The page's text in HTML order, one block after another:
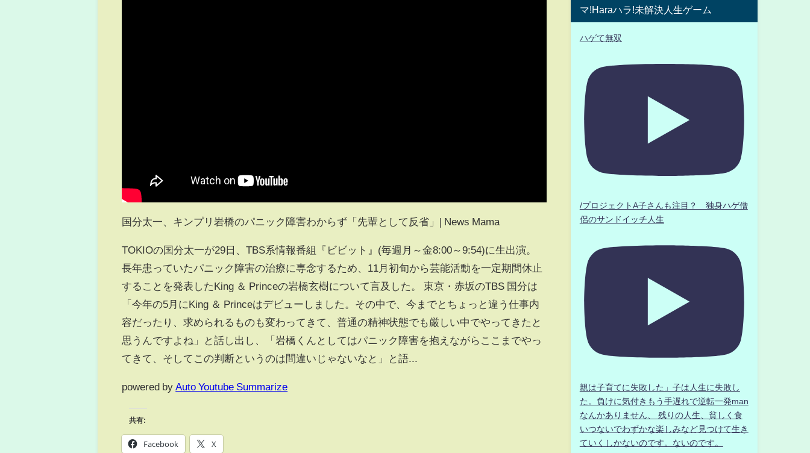
国分太一、キンプリ岩橋のパニック障害わからず「先輩として反省」| News Mama
TOKIOの国分太一が29日、TBS系情報番組『ビビット』(毎週月～金8:00～9:54)に生出演。
長年患っていたパニック障害の治療に専念するため、11月初旬から芸能活動を一定期間休止
することを発表したKing ＆ Princeの岩橋玄樹について言及した。 東京・赤坂のTBS 国分は
「今年の5月にKing ＆ Princeはデビューしました。その中で、今までとちょっと違う仕事内
容だったり、求められるものも変わってきて、普通の精神状態でも厳しい中でやってきたと
思うんですよね」と話し出し、「岩橋くんとしてはパニック障害を抱えながらここまでやっ
てきて、そしてこの判断というのは間違いじゃないなと」と語...
powered by Auto Youtube Summarize
共有:
Facebook X
マ!Haraハラ!未解決人生ゲーム
ハゲて無双
/プロジェクトA子さんも注目？ 独身ハゲ僧
侶のサンドイッチ人生
親は子育てに失敗した」子は人生に失敗し
た。負けに気付きもう手遅れで逆転一発man
なんかありません、 残りの人生、貧しく食
いつないでわずかな楽しみなど見つけて生き
ていくしかないのです。ないのです。